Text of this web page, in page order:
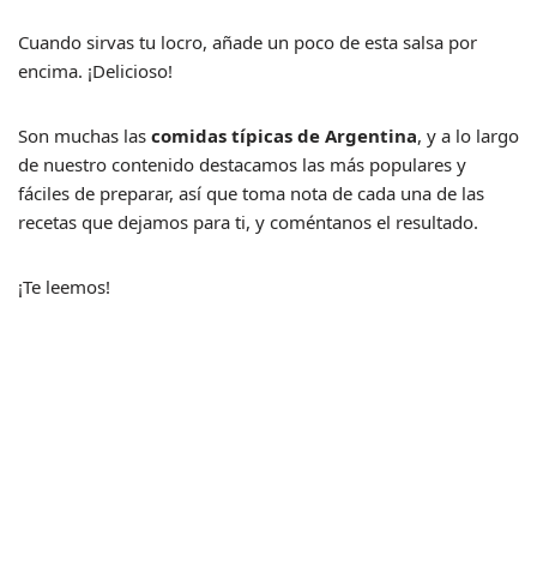
Cuando sirvas tu locro, añade un poco de esta salsa por
encima. ¡Delicioso!
Son muchas las comidas típicas de Argentina, y a lo largo
de nuestro contenido destacamos las más populares y
fáciles de preparar, así que toma nota de cada una de las
recetas que dejamos para ti, y coméntanos el resultado.
¡Te leemos!